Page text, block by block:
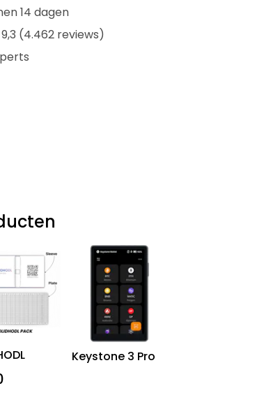
14 dagen
(4.462 reviews)
Keystone 3 Pro